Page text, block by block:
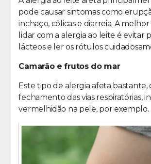
pode causar sintomas como
inchaço, cólicas e diarreia. A
lidar com a alergia ao leite é evitar
lácteos e ler os rótulos
Camarão e frutos do mar
Este tipo de alergia afeta bastante,
fechamento das vias respiratórias,
vermelhidão na pele, por exemplo.